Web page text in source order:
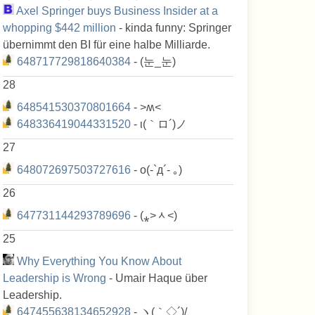
Axel Springer buys Business Insider at a
whopping $442 million - kinda funny: Springer
übernimmt den BI für eine halbe Milliarde.
648717729818640384- (눈_눈)
28
648541530370801664- ˃ʍ˂
648336419044331520- ι(｀ロ´)ノ
27
648072697503727616- o(-`д´- ｡)
26
647731144293789696- (⁎˃ᆺ˂)
25
Why Everything You Know About
Leadership is Wrong - Umair Haque über
Leadership.
647455638134652928- ヽ(｀◇´)/